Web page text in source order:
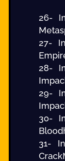
26-
27-
28-
29-
30-
31-